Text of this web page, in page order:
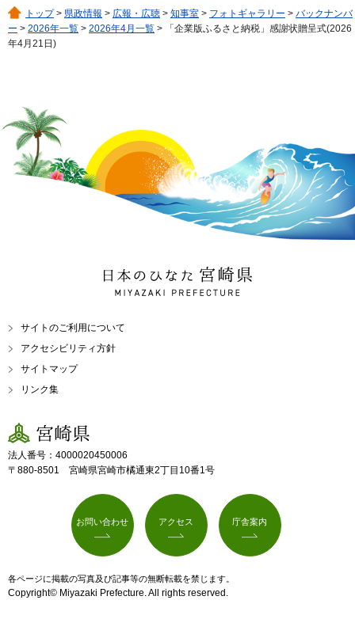
トップ> 県政情報 > 広報・広聴 > 知事室 > フォトギャラリー > バックナンバ
ー > 2026年一覧 > 2026年4月一覧 > 「企業版ふるさと納税」感謝状贈呈式(2026
年4月21日)
日本のひなた 宮崎県
MIYAZAKI PREFECTURE
サイトのご利用について
アクセシビリティ方針
サイトマップ
リンク集
宮崎県
法人番号：4000020450006
〒880-8501 宮崎県宮崎市橘通東2丁目10番1号
お問い合わせ アクセス 庁舎案内
各ページに掲載の写真及び記事等の無断転載を禁じます。
Copyright© Miyazaki Prefecture. All rights reserved.